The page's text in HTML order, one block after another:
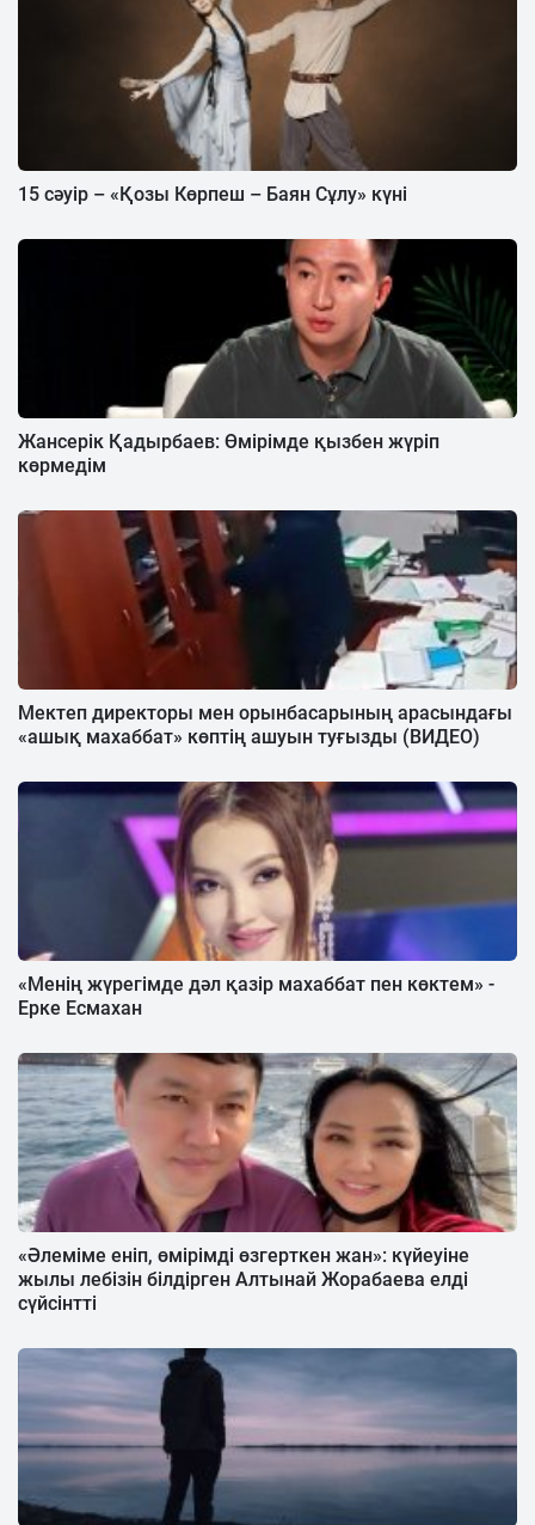
15 сәуір – «Қозы Көрпеш – Баян Сұлу» күні
Жансерік Қадырбаев: Өмірімде қызбен жүріп
көрмедім
Мектеп директоры мен орынбасарының арасындағы
«ашық махаббат» көптің ашуын туғызды (ВИДЕО)
«Менің жүрегімде дәл қазір махаббат пен көктем» -
Ерке Есмахан
«Әлеміме еніп, өмірімді өзгерткен жан»: күйеуіне
жылы лебізін білдірген Алтынай Жорабаева елді
сүйсінтті